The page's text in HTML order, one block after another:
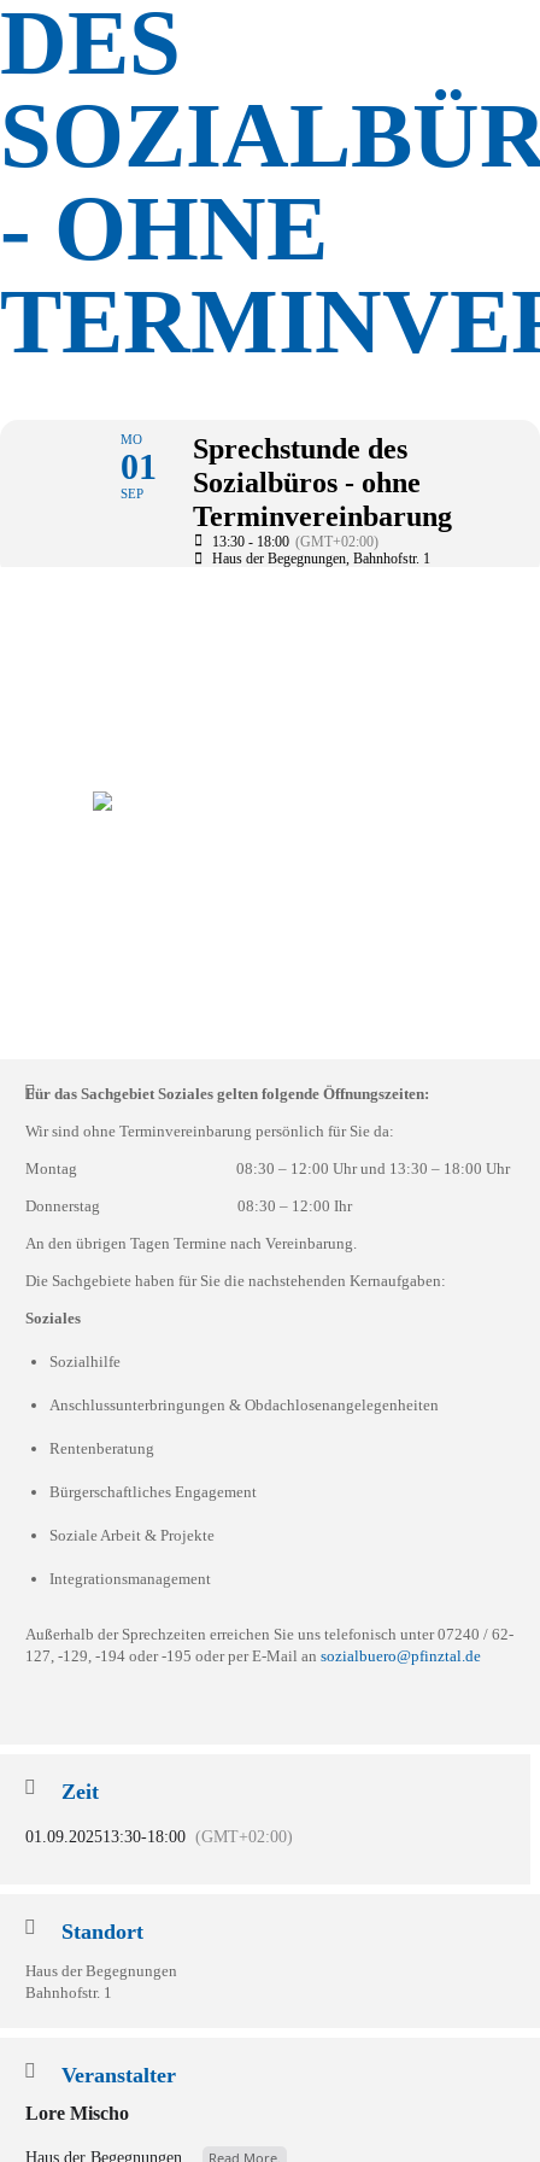
DES
- OHNE
MO
01
SEP
Sprechstunde des
Sozialbüros - ohne
Terminvereinbarung
13:30 - 18:00 (GMT+02:00)
Haus der Begegnungen , Bahnhofstr. 1
Für das Sachgebiet Soziales gelten folgende Öffnungszeiten:
Wir sind ohne Terminvereinbarung persönlich für Sie da:
Montag 08:30 – 12:00 Uhr und 13:30 – 18:00 Uhr
Donnerstag 08:30 – 12:00 Ihr
An den übrigen Tagen Termine nach Vereinbarung.
Die Sachgebiete haben für Sie die nachstehenden Kernaufgaben:
Soziales
Sozialhilfe
Anschlussunterbringungen & Obdachlosenangelegenheiten
Rentenberatung
Bürgerschaftliches Engagement
Soziale Arbeit & Projekte
Integrationsmanagement
Außerhalb der Sprechzeiten erreichen Sie uns telefonisch unter 07240 / 62-
127, -129, -194 oder -195 oder per E-Mail an sozialbuero@pfinztal.de
Zeit
01.09.202513:30-18:00 (GMT+02:00)
Standort
Haus der Begegnungen
Bahnhofstr. 1
Veranstalter
Lore Mischo
Haus der Begegnungen... Read More.